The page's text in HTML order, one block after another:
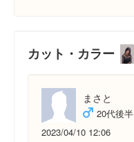
カット・カラー
まさと
20代後半
2023/04/10 12:06